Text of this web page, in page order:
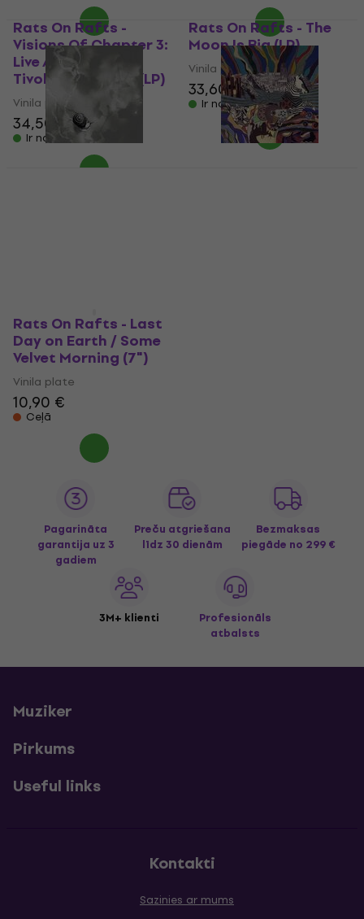
Rats On Rafts -
Visions Of Chapter 3:
Live At
TivoliVredenburg (LP)
Vinila plate
34,50 € 35,90 €
Ir noliktavā
Rats On Rafts - The
Moon Is Big (LP)
Vinila plate
33,60 €34,90 €
Ir noliktavā
Rats On Rafts - Last
Day on Earth / Some
Velvet Morning (7")
Vinila plate
10,90 €
Ceļā
Pagarināta
garantija uz 3
gadiem
Preču atgriešana
līdz 30 dienām
Bezmaksas
piegāde no 299 €
3M+ klienti
Profesionāls
atbalsts
Muziker
Pirkums
Useful links
Kontakti
Sazinies ar mums